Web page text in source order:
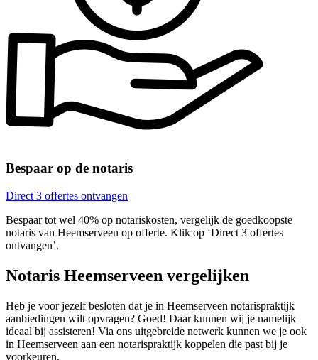
Bespaar op de notaris
Direct 3 offertes ontvangen
Bespaar tot wel 40% op notariskosten, vergelijk de goedkoopste
notaris van Heemserveen op offerte. Klik op ‘Direct 3 offertes
ontvangen’.
Notaris Heemserveen vergelijken
Heb je voor jezelf besloten dat je in Heemserveen notarispraktijk
aanbiedingen wilt opvragen? Goed! Daar kunnen wij je namelijk
ideaal bij assisteren! Via ons uitgebreide netwerk kunnen we je ook
in Heemserveen aan een notarispraktijk koppelen die past bij je
voorkeuren.